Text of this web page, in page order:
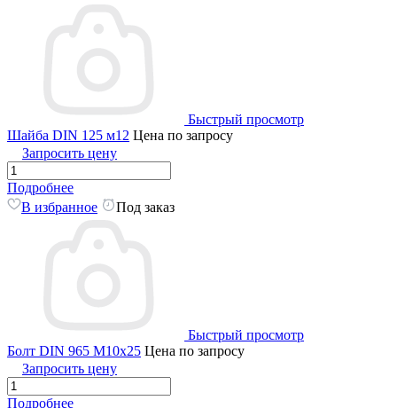
Быстрый просмотр
Шайба DIN 125 м12 Цена по запросу
Запросить цену
Подробнее
В избранное
Под заказ
Быстрый просмотр
Болт DIN 965 M10x25 Цена по запросу
Запросить цену
Подробнее